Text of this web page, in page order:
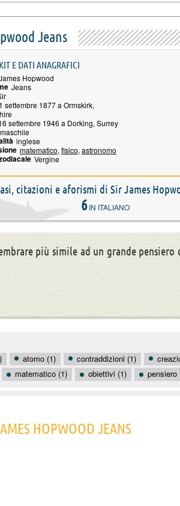
Jeans
E DATI ANAGRAFICI
Hopwood
Jeans
settembre 1877 a Ormskirk,
settembre 1946 a Dorking, Surrey
maschile
inglese
matematico, fisico, astronomo
Vergine
citazioni e aforismi di Sir James
6IN ITALIANO
più simile ad un grande pensiero
atomo (1) contraddizioni (1)
matematico (1) obiettivi (1) pensiero
HOPWOOD JEANS